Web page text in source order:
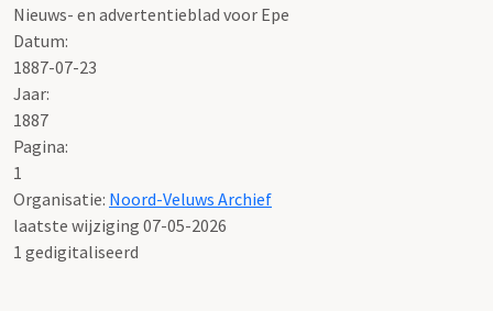
Nieuws- en advertentieblad voor Epe
Datum:
1887-07-23
Jaar:
1887
Pagina:
1
Organisatie: Noord-Veluws Archief
laatste wijziging 07-05-2026
1 gedigitaliseerd